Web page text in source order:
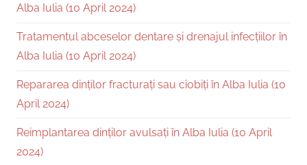
Alba Iulia (10 April 2024)
Tratamentul abceselor dentare și drenajul infecțiilor în
Alba Iulia (10 April 2024)
Repararea dinților fracturați sau ciobiți în Alba Iulia (10
April 2024)
Reimplantarea dinților avulsați în Alba Iulia (10 April
2024)